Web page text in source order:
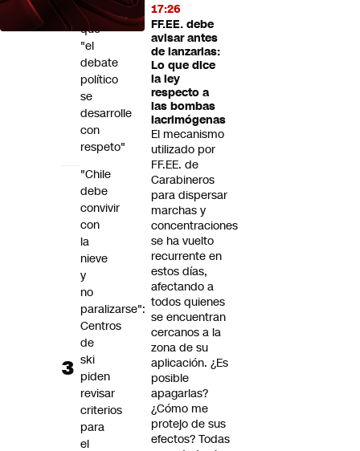
17:26
FF.EE. debe
avisar antes
de lanzarlas:
Lo que dice
la ley
respecto a
las bombas
lacrimógenas
El mecanismo
utilizado por
FF.EE. de
Carabineros
para dispersar
marchas y
concentraciones
se ha vuelto
recurrente en
estos días,
afectando a
todos quienes
se encuentran
cercanos a la
zona de su
aplicación. ¿Es
posible
apagarlas?
¿Cómo me
protejo de sus
efectos? Todas
a
que
"el
debate
político
se
desarrolle
con
respeto"
"Chile
debe
convivir
con
la
nieve
y
no
paralizarse":
Centros
de
ski
piden
revisar
criterios
para
el